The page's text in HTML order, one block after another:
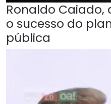
Ronaldo Caiado,
o sucesso do
pública